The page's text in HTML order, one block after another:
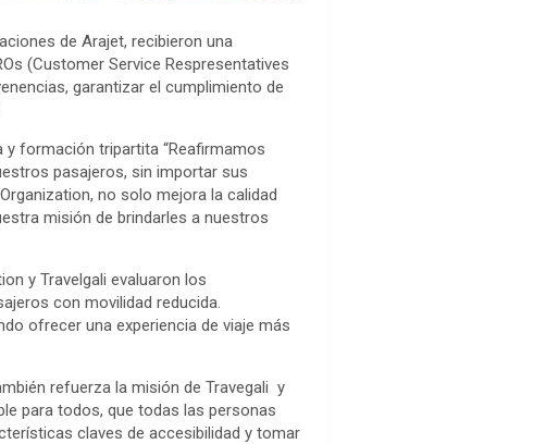
de Arajet, recibieron una
(Customer Service Respresentatives
garantizar el cumplimiento de
y formación tripartita “Reafirmamos
pasajeros, sin importar sus
no solo mejora la calidad
misión de brindarles a nuestros
y Travelgali evaluaron los
con movilidad reducida.
ofrecer una experiencia de viaje más
refuerza la misión de Travegali y
para todos, que todas las personas
claves de accesibilidad y tomar